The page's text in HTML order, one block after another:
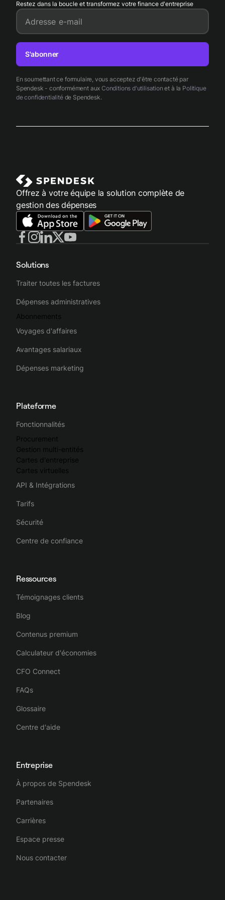
Restez dans la boucle et transformez votre finance d'entreprise
Adresse e-mail
En soumettant ce formulaire, vous acceptez d'être contacté par
Spendesk - conformément aux Conditions d'utilisation et à la Politique
de confidentialitéde Spendesk.
S'abonner
Offrez à votre équipe la solution complète de
gestion des dépenses
Solutions
Traiter toutes les factures
Dépenses administratives
Abonnements
Voyages d'affaires
Avantages salariaux
Dépenses marketing
Plateforme
Fonctionnalités
Procurement
Gestion multi-entités
Cartes d'entreprise
Cartes virtuelles
API & Intégrations
Tarifs
Sécurité
Centre de confiance
Ressources
Témoignages clients
Blog
Contenus premium
Calculateur d'économies
CFO Connect
FAQs
Glossaire
Centre d'aide
Entreprise
À propos de Spendesk
Partenaires
Carrières
Espace presse
Nous contacter